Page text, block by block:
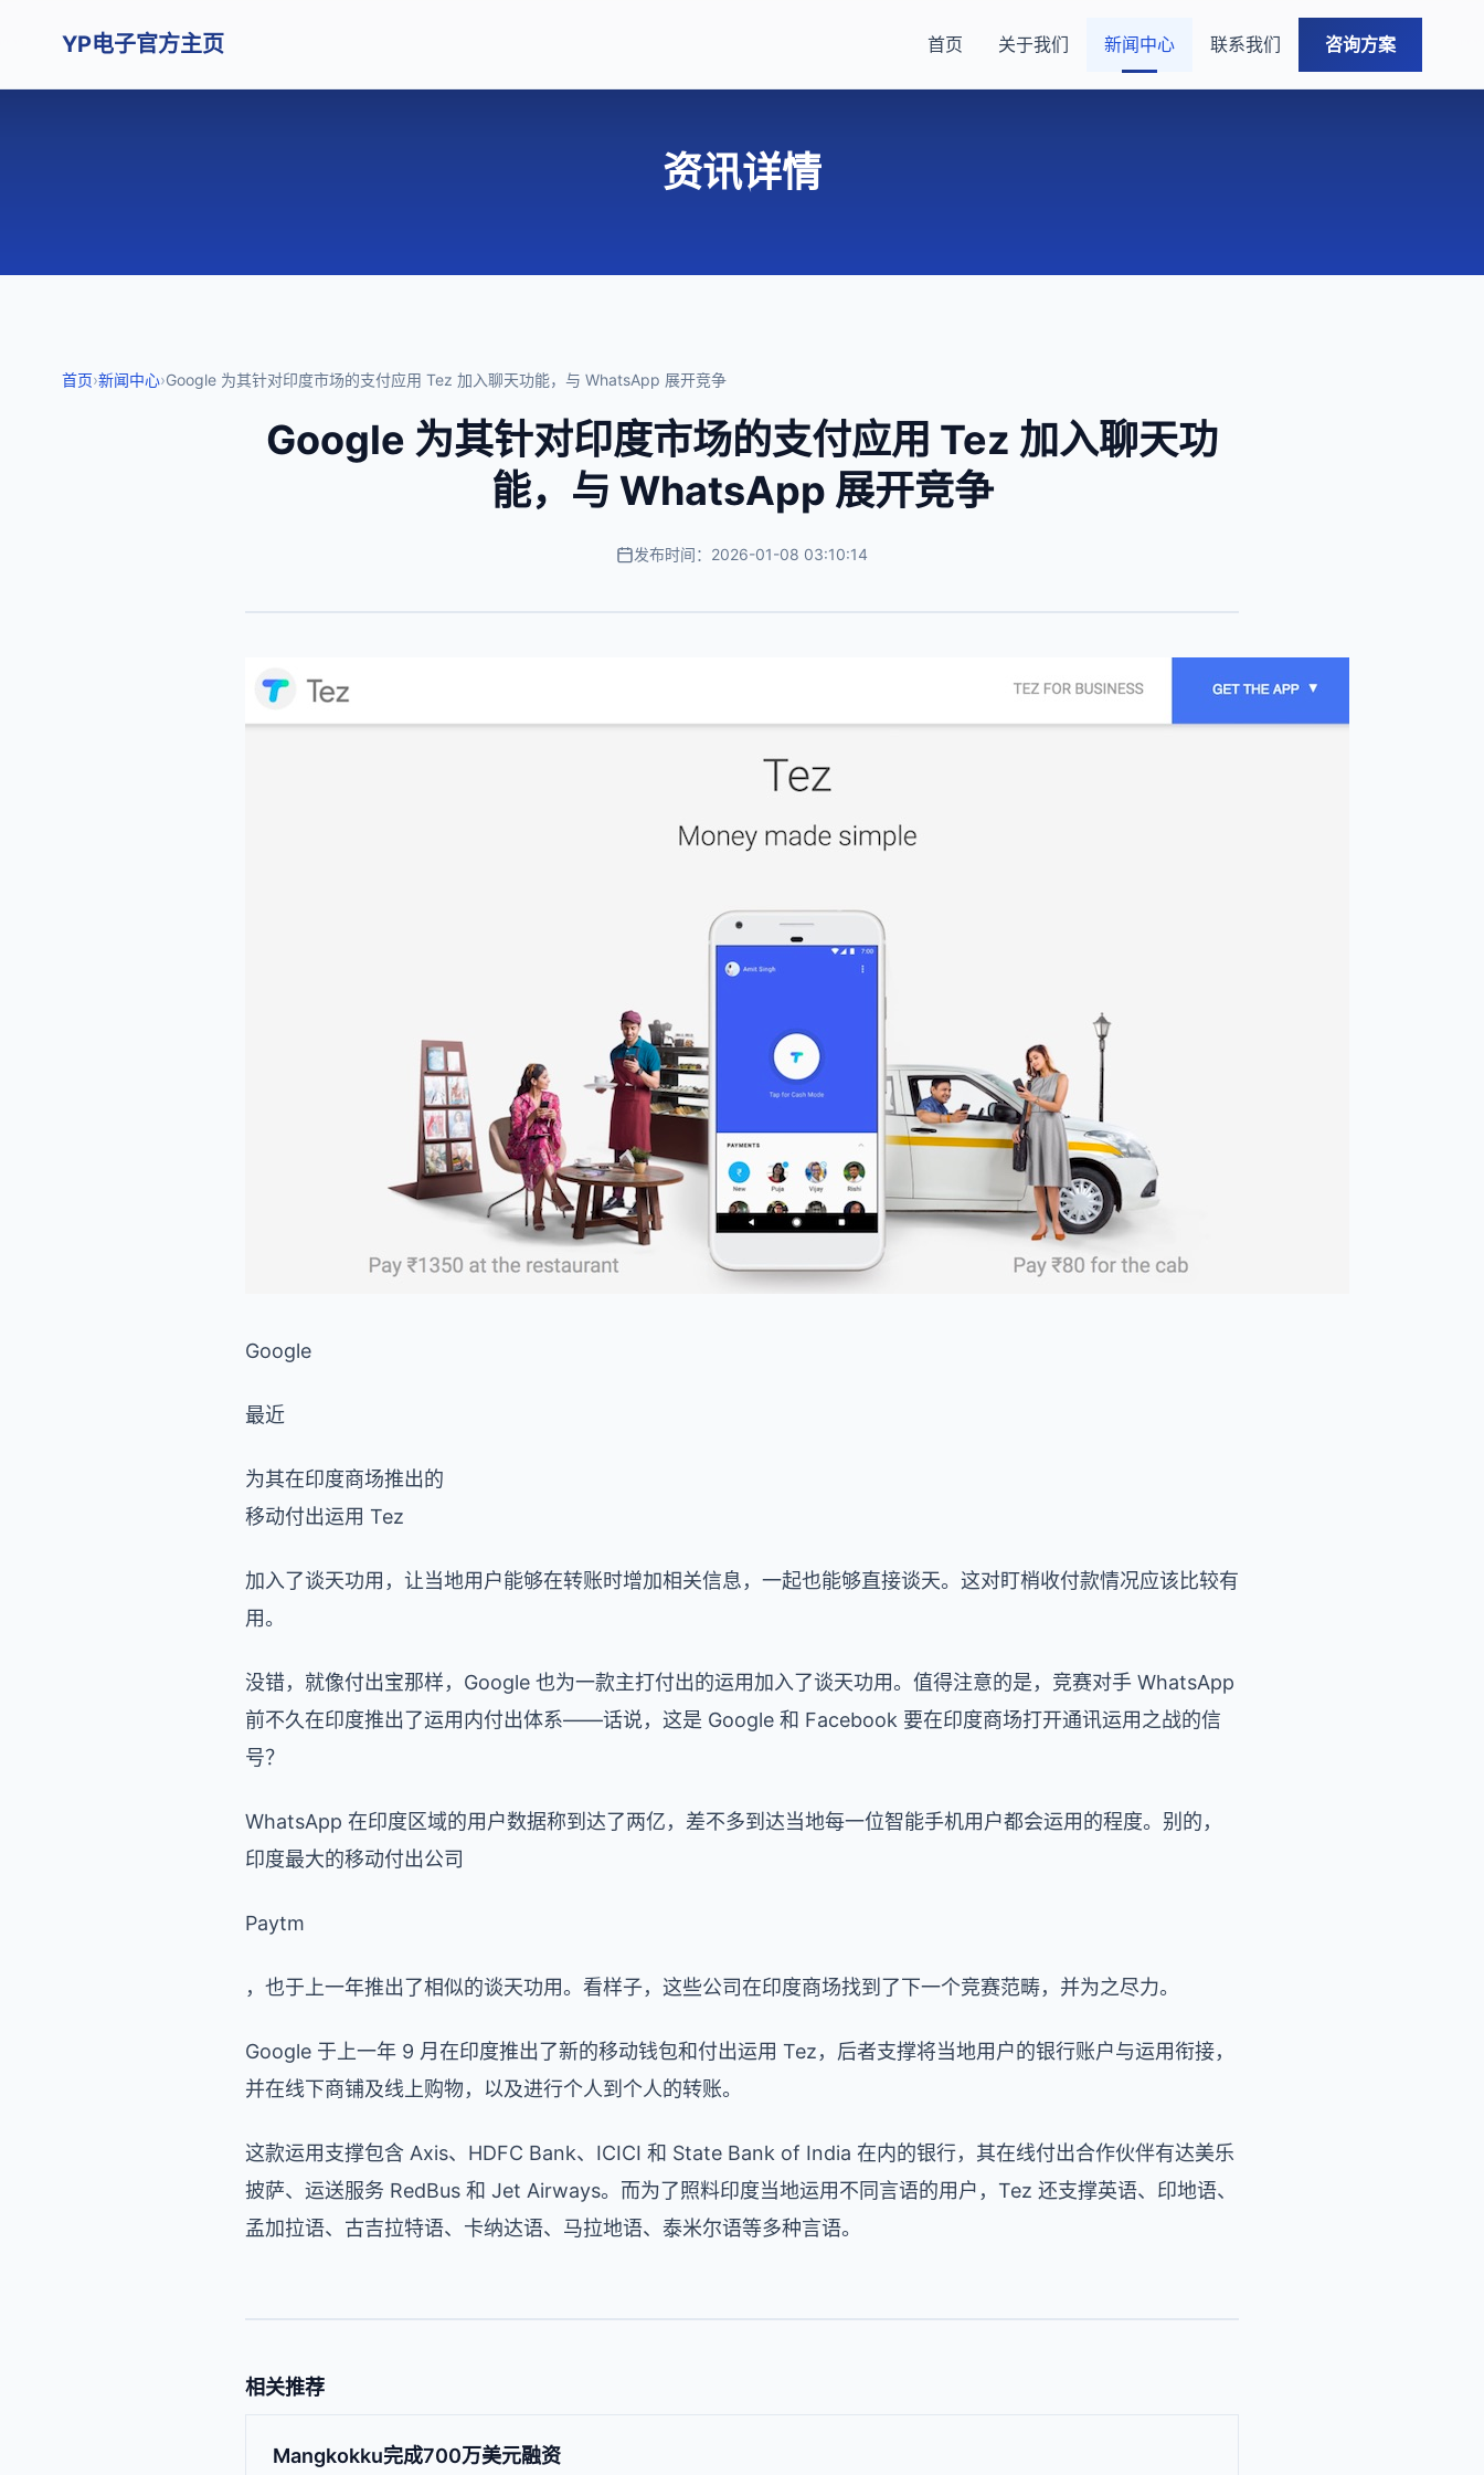
YP电子官方主页 首页 关于我们 新闻中心 联系我们 咨询方案
资讯详情
首页›新闻中心›Google 为其针对印度市场的支付应用 Tez 加入聊天功能，与 WhatsApp 展开竞争
Google 为其针对印度市场的支付应用 Tez 加入聊天功
能，与 WhatsApp 展开竞争
发布时间：2026-01-08 03:10:14
Google
最近
为其在印度商场推出的
移动付出运用 Tez
加入了谈天功用，让当地用户能够在转账时增加相关信息，一起也能够直接谈天。这对盯梢收付款情况应该比较有
用。
没错，就像付出宝那样，Google 也为一款主打付出的运用加入了谈天功用。值得注意的是，竞赛对手 WhatsApp
前不久在印度推出了运用内付出体系——话说，这是 Google 和 Facebook 要在印度商场打开通讯运用之战的信
号？
WhatsApp 在印度区域的用户数据称到达了两亿，差不多到达当地每一位智能手机用户都会运用的程度。别的，
印度最大的移动付出公司
Paytm
，也于上一年推出了相似的谈天功用。看样子，这些公司在印度商场找到了下一个竞赛范畴，并为之尽力。
Google 于上一年 9 月在印度推出了新的移动钱包和付出运用 Tez，后者支撑将当地用户的银行账户与运用衔接，
并在线下商铺及线上购物，以及进行个人到个人的转账。
这款运用支撑包含 Axis、HDFC Bank、ICICI 和 State Bank of India 在内的银行，其在线付出合作伙伴有达美乐
披萨、运送服务 RedBus 和 Jet Airways。而为了照料印度当地运用不同言语的用户，Tez 还支撑英语、印地语、
孟加拉语、古吉拉特语、卡纳达语、马拉地语、泰米尔语等多种言语。
相关推荐
Mangkokku完成700万美元融资